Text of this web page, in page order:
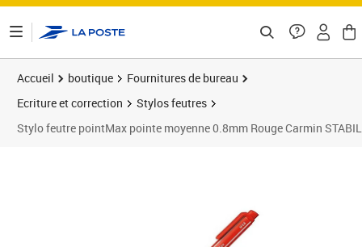
Accueil boutique
Fournitures de bureau
Ecriture et correction
Stylos feutres
Stylo feutre pointMax pointe moyenne 0.8mm Rouge Carmin